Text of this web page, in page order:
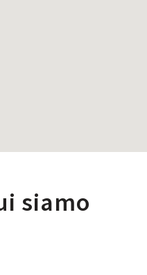
siamo